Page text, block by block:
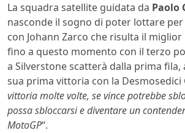
La squadra satellite guidata da Paolo
nasconde il sogno di poter lottare
con Johann Zarco che risulta il
fino a questo momento con il terzo
a Silverstone scatterà dalla prima fila,
sua prima vittoria con la Desmosedici
vittoria molte volte, se vince potrebbe
possa sbloccarsi e diventare un
MotoGP“.